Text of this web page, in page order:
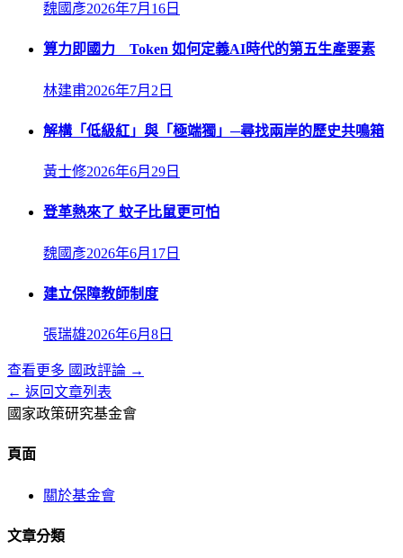
魏國彥2026年7月16日
算力即國力 Token 如何定義AI時代的第五生產要素
林建甫2026年7月2日
解構「低級紅」與「極端獨」─尋找兩岸的歷史共鳴箱
黃士修2026年6月29日
登革熱來了 蚊子比鼠更可怕
魏國彥2026年6月17日
建立保障教師制度
張瑞雄2026年6月8日
查看更多 國政評論 →
← 返回文章列表
國家政策研究基金會
頁面
關於基金會
文章分類